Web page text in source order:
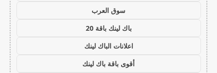
سوق العرب
باك لينك باقة 20
اعلانات الباك لينك
أقوى باقة باك لينك